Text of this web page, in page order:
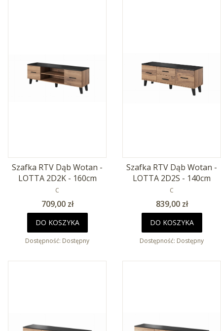
Szafka RTV Dąb Wotan -
LOTTA 2D2K - 160cm
PRODUCENT
C
Cena
709,00 zł
DO KOSZYKA
Dostępność: Dostępny
Szafka RTV Dąb Wotan -
LOTTA 2D2S - 140cm
PRODUCENT
C
Cena
839,00 zł
DO KOSZYKA
Dostępność: Dostępny